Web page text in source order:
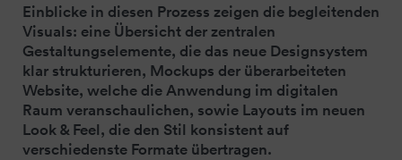
Einblicke in diesen Prozess zeigen die begleitenden
Visuals: eine Übersicht der zentralen
Gestaltungselemente, die das neue Designsystem
klar strukturieren, Mockups der überarbeiteten
Website, welche die Anwendung im digitalen
Raum veranschaulichen, sowie Layouts im neuen
Look & Feel, die den Stil konsistent auf
verschiedenste Formate übertragen.